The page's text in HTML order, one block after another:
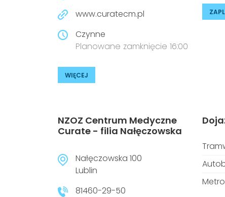
www.curatecm.pl
Czynne
Planowane zamknięcie 16:00
WIĘCEJ
NZOZ Centrum Medyczne
Curate - filia Nałęczowska
Nałęczowska 100
Lublin
81460-29-50
Metro